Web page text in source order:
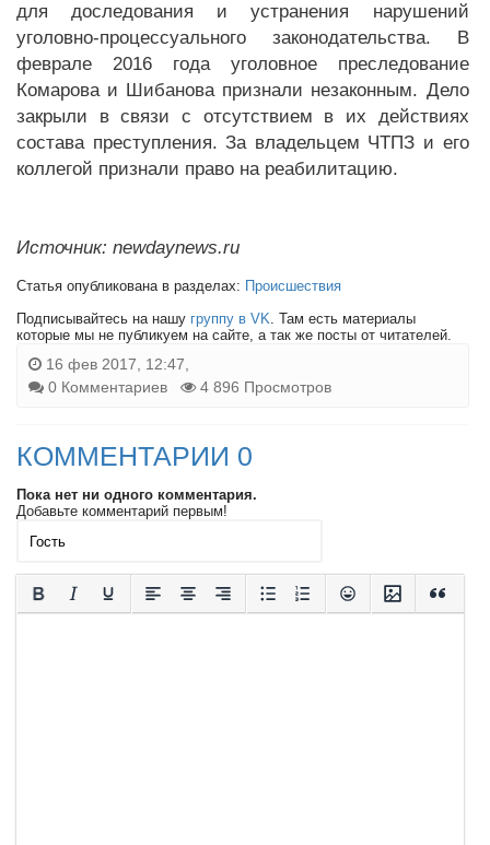
для доследования и устранения нарушений
уголовно-процессуального законодательства. В
феврале 2016 года уголовное преследование
Комарова и Шибанова признали незаконным. Дело
закрыли в связи с отсутствием в их действиях
состава преступления. За владельцем ЧТПЗ и его
коллегой признали право на реабилитацию.
Источник: newdaynews.ru
Статья опубликована в разделах: Происшествия
Подписывайтесь на нашу группу в VK. Там есть материалы
которые мы не публикуем на сайте, а так же посты от читателей.
16 фев 2017, 12:47,
0 Комментариев
4 896 Просмотров
КОММЕНТАРИИ 0
Пока нет ни одного комментария.
Добавьте комментарий первым!